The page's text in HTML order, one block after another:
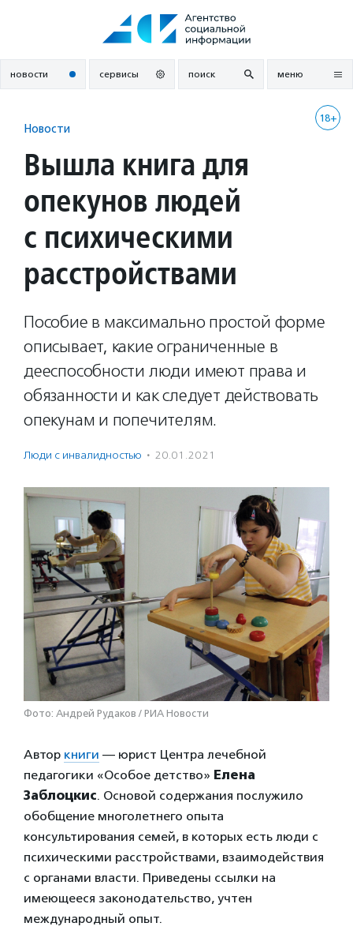
новости сервисы поиск меню
18+
Новости
Вышла книга для
опекунов людей
с психическими
расстройствами
Пособие в максимально простой форме
описывает, какие ограниченные в
дееспособности люди имеют права и
обязанности и как следует действовать
опекунам и попечителям.
Люди с инвалидностью · 20.01.2021
Фото: Андрей Рудаков / РИА Новости
Автор книги — юрист Центра лечебной
педагогики «Особое детство» Елена
Заблоцкис. Основой содержания послужило
обобщение многолетнего опыта
консультирования семей, в которых есть люди с
психическими расстройствами, взаимодействия
с органами власти. Приведены ссылки на
имеющееся законодательство, учтен
международный опыт.